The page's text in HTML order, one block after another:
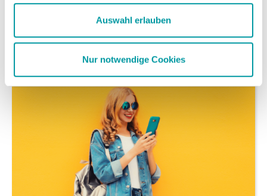
Auswahl erlauben
Nur notwendige Cookies
heute bietet.
weiterlesen